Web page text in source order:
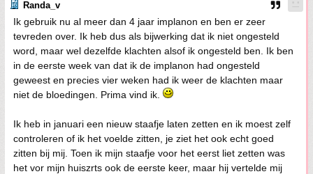
Randa_v
Ik gebruik nu al meer dan 4 jaar implanon en ben er zeer
tevreden over. Ik heb dus als bijwerking dat ik niet ongesteld
word, maar wel dezelfde klachten alsof ik ongesteld ben. Ik ben
in de eerste week van dat ik de implanon had ongesteld
geweest en precies vier weken had ik weer de klachten maar
niet de bloedingen. Prima vind ik.
Ik heb in januari een nieuw staafje laten zetten en ik moest zelf
controleren of ik het voelde zitten, je ziet het ook echt goed
zitten bij mij. Toen ik mijn staafje voor het eerst liet zetten was
het vor mijn huiszrts ook de eerste keer, maar hij vertelde mij